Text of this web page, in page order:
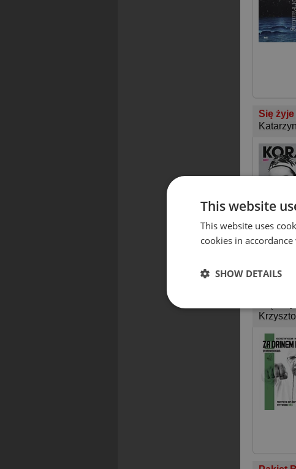
Się
This website
This website uses
cookies in
SHOW DETAILS